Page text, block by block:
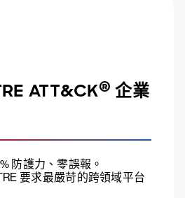
ATT&CK® 企業
防護力、零誤報。
要求最嚴苛的跨領域平台